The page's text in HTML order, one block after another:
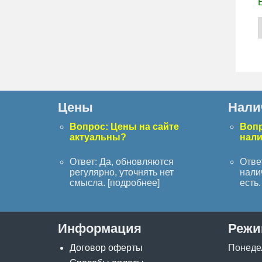
Цены
Вопрос: Цены на сайте
актуальны?
Ответ: Да, обновляются
регулярно, уточнять нет
смысла. [подробнее]
Информация
Договор оферты